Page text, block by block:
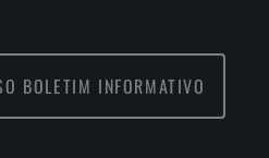
BOLETIM INFORMATIVO